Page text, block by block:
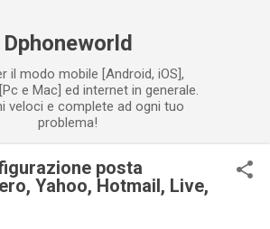
Dphoneworld
il modo mobile [Android, iOS],
e Mac] ed internet in generale.
veloci e complete ad ogni tuo
problema!
posta
Yahoo, Hotmail, Live,